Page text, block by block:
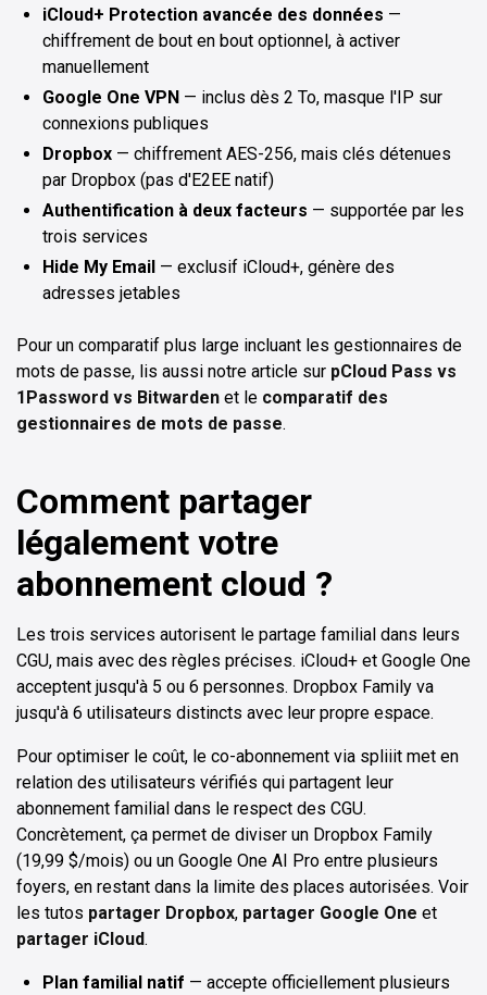
iCloud+ Protection avancée des données —
chiffrement de bout en bout optionnel, à activer
manuellement
Google One VPN — inclus dès 2 To, masque l'IP sur
connexions publiques
Dropbox — chiffrement AES-256, mais clés détenues
par Dropbox (pas d'E2EE natif)
Authentification à deux facteurs — supportée par les
trois services
Hide My Email — exclusif iCloud+, génère des
adresses jetables
Pour un comparatif plus large incluant les gestionnaires de
mots de passe, lis aussi notre article sur pCloud Pass vs
1Password vs Bitwarden et le comparatif des
gestionnaires de mots de passe.
Comment partager
légalement votre
abonnement cloud ?
Les trois services autorisent le partage familial dans leurs
CGU, mais avec des règles précises. iCloud+ et Google One
acceptent jusqu'à 5 ou 6 personnes. Dropbox Family va
jusqu'à 6 utilisateurs distincts avec leur propre espace.
Pour optimiser le coût, le co-abonnement via spliiit met en
relation des utilisateurs vérifiés qui partagent leur
abonnement familial dans le respect des CGU.
Concrètement, ça permet de diviser un Dropbox Family
(19,99 $/mois) ou un Google One AI Pro entre plusieurs
foyers, en restant dans la limite des places autorisées. Voir
les tutos partager Dropbox, partager Google One et
partager iCloud.
Plan familial natif — accepte officiellement plusieurs